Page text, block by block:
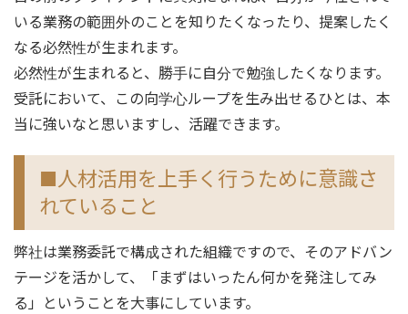
いる業務の範囲外のことを知りたくなったり、提案したく
なる必然性が生まれます。
必然性が生まれると、勝手に自分で勉強したくなります。
受託において、この向学心ループを生み出せるひとは、本
当に強いなと思いますし、活躍できます。
■人材活用を上手く行うために意識さ
れていること
弊社は業務委託で構成された組織ですので、そのアドバン
テージを活かして、「まずはいったん何かを発注してみ
る」ということを大事にしています。